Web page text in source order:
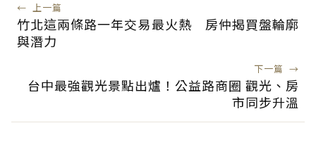
← 上一篇
竹北這兩條路一年交易最火熱 房仲揭買盤輪廓
與潛力
下一篇 →
台中最強觀光景點出爐！公益路商圈 觀光、房
市同步升溫